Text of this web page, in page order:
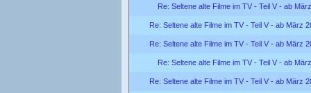
Re: Seltene alte Filme im TV - Teil V - ab
Re: Seltene alte Filme im TV - Teil V - ab März
Re: Seltene alte Filme im TV - Teil V - ab März
Re: Seltene alte Filme im TV - Teil V - ab
Re: Seltene alte Filme im TV - Teil V - ab März